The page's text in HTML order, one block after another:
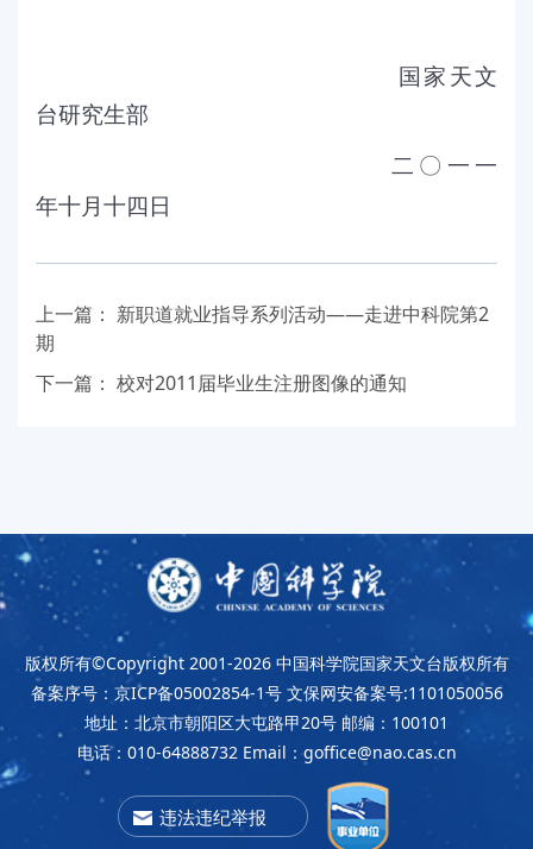
国家天文
台研究生部
二 〇一一
年十月十四 日
上一篇： 新职道就业指导系列活动——走进中科院第2
期
下一篇： 校对2011届毕业生注册图像的通知
版权所有©Copyright 2001-2026 中国科学院国家天文台版权所有
备案序号：京ICP备05002854-1号 文保网安备案号:1101050056
地址：北京市朝阳区大屯路甲20号 邮编：100101
电话：010-64888732 Email：goffice@nao.cas.cn
违法违纪举报